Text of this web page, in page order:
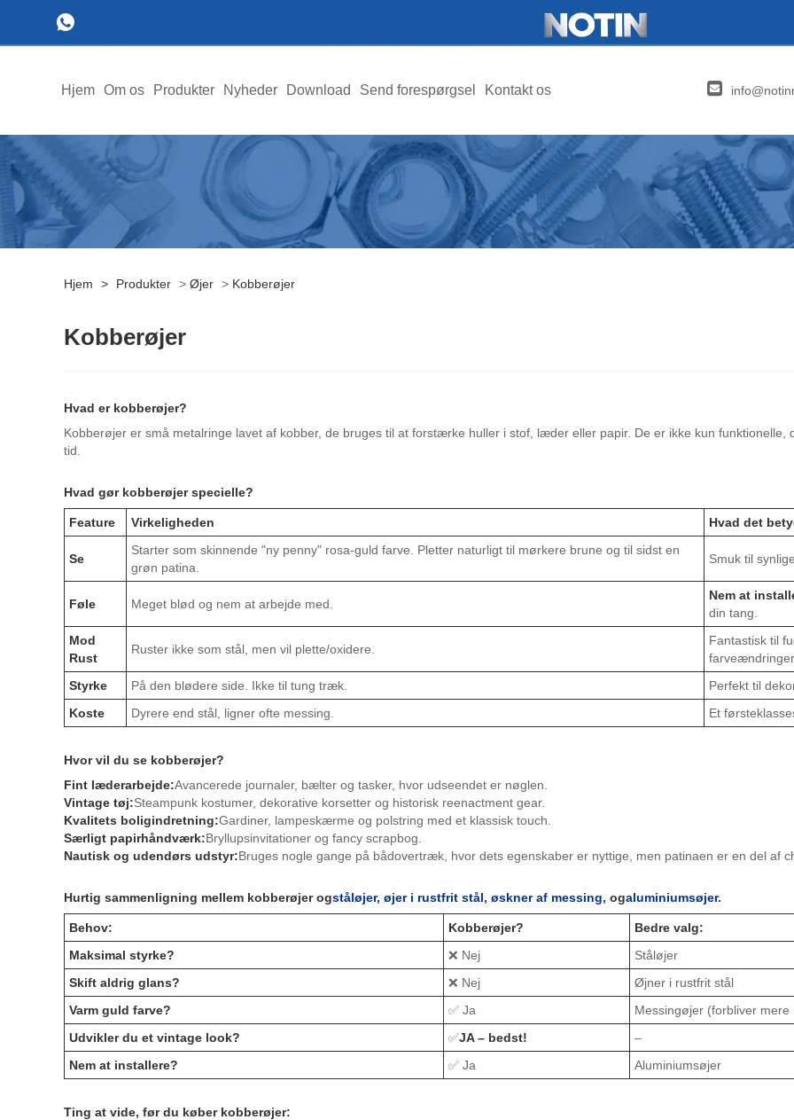
Hjem Om os Produkter Nyheder Download Send forespørgsel Kontakt os
Hjem > Produkter > Øjer > Kobberøjer
Kobberøjer
Hvad er kobberøjer?
Kobberøjer er små metalringe lavet af kobber, de bruges til at forstærke huller i stof, læder eller papir. De er ikke kun
tid.
Hvad gør kobberøjer specielle?
Feature Virkeligheden Hvad det
Se
Starter som skinnende "ny penny" rosa-guld farve. Pletter naturligt til mørkere brune og til sidst en
grøn patina.
Smuk til
Føle Meget blød og nem at arbejde med.
Nem at
din tang.
Mod
Rust
Ruster ikke som stål, men vil plette/oxidere.
Fantastisk til
farveændringer.
Styrke
På den blødere side. Ikke til tung træk.
Perfekt til
Koste
Dyrere end stål, ligner ofte messing. Et
Hvor vil du se kobberøjer?
Fint læderarbejde:Avancerede journaler, bælter og tasker, hvor udseendet er nøglen.
Vintage tøj:Steampunk kostumer, dekorative korsetter og historisk reenactment gear.
Kvalitets boligindretning:Gardiner, lampeskærme og polstring med et klassisk touch.
Særligt papirhåndværk:Bryllupsinvitationer og fancy scrapbog.
Nautisk og udendørs udstyr:Bruges nogle gange på bådovertræk, hvor dets egenskaber er nyttige, men patinaen er en del af
Hurtig sammenligning mellem kobberøjer ogståløjer, øjer i rustfrit stål, øskner af messing, ogaluminiumsøjer.
Behov: Kobberøjer?
Bedre valg:
Maksimal styrke?
❌ Nej
Ståløjer
Skift aldrig glans?
❌ Nej
Øjner i rustfrit stål
Varm guld farve?
✅ Ja
Messingøjer (forbliver mere
Udvikler du et vintage look?
✅JA – bedst!
–
Nem at installere?
✅ Ja Aluminiumsøjer
Ting at vide, før du køber kobberøjer: